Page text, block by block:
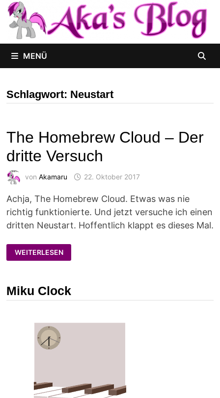
Zum
Inhalt
springen
MENÜ
Schlagwort: Neustart
The Homebrew Cloud – Der
dritte Versuch
von Akamaru 22. Oktober 2017
Achja, The Homebrew Cloud. Etwas was nie
richtig funktionierte. Und jetzt versuche ich einen
dritten Neustart. Hoffentlich klappt es dieses Mal.
THE
HOMEBREW
CLOUD
VERSUCH
WEITERLESEN
Miku Clock